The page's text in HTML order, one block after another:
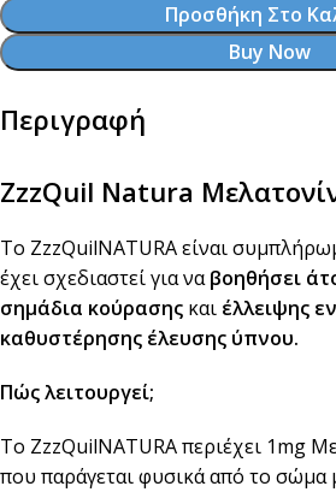
Προσθήκη Στο
Buy Now
Περιγραφή
ZzzQuil Natura
Το ZzzQuilNATURA είναι
έχει σχεδιαστεί για ναβοηθήσει
σημάδια κούρασης και έλλειψης
καθυστέρησης έλευσης ύπνου.
Πώς λειτουργεί;
Το ZzzQuilNATURA περιέχει 1mg
που παράγεται φυσικά από το σώμα